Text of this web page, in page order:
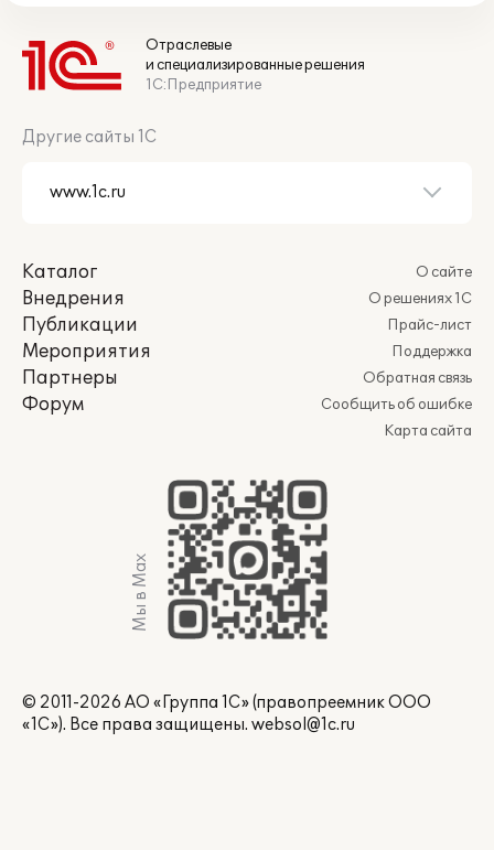
Отраслевые
и специализированные решения
1С:Предприятие
Другие сайты 1С
Каталог
Внедрения
Публикации
Мероприятия
Партнеры
Форум
О сайте
О решениях 1С
Прайс-лист
Поддержка
Обратная связь
Сообщить об ошибке
Карта сайта
Мы в Max
© 2011-2026 АО «Группа 1С» (правопреемник ООО
«1С»). Все права защищены. websol@1c.ru